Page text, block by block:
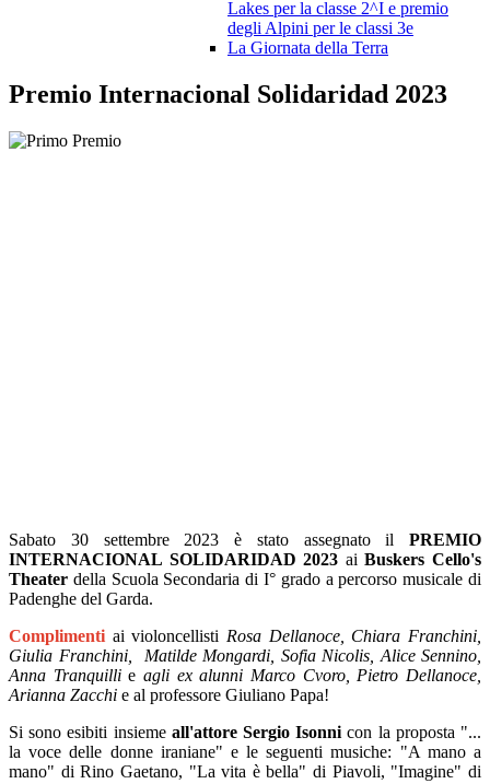
Lakes per la classe 2^I e premio
degli Alpini per le classi 3e
La Giornata della Terra
Premio Internacional Solidaridad 2023
Sabato 30 settembre 2023 è stato assegnato il PREMIO
INTERNACIONAL SOLIDARIDAD 2023 aiBuskers Cello's
Theater della Scuola Secondaria di I° grado a percorso musicale di
Padenghe del Garda.
Complimenti ai violoncellisti Rosa Dellanoce, Chiara Franchini,
Giulia Franchini, Matilde Mongardi, Sofia Nicolis, Alice Sennino,
Anna Tranquillieagli ex alunni Marco Cvoro, Pietro Dellanoce,
Arianna Zacchi e al professore Giuliano Papa!
Si sono esibiti insieme all'attore Sergio Isonni con la proposta "...
la voce delle donne iraniane" e le seguenti musiche: "A mano a
mano" di Rino Gaetano, "La vita è bella" di Piavoli, "Imagine" di